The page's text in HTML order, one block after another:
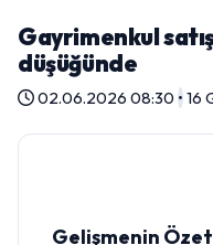
Gayrimenkul
düşüğünde
02.06.2026 08:30 •16
Gelişmenin